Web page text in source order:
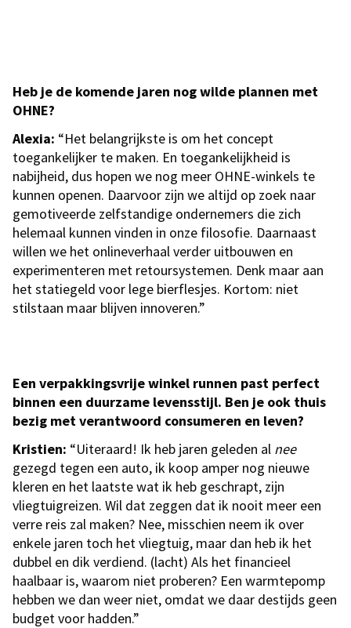
Heb je de komende jaren nog wilde plannen met
OHNE?
Alexia: “Het belangrijkste is om het concept
toegankelijker te maken. En toegankelijkheid is
nabijheid, dus hopen we nog meer OHNE-winkels te
kunnen openen. Daarvoor zijn we altijd op zoek naar
gemotiveerde zelfstandige ondernemers die zich
helemaal kunnen vinden in onze filosofie. Daarnaast
willen we het onlineverhaal verder uitbouwen en
experimenteren met retoursystemen. Denk maar aan
het statiegeld voor lege bierflesjes. Kortom: niet
stilstaan maar blijven innoveren.”
Een verpakkingsvrije winkel runnen past perfect
binnen een duurzame levensstijl. Ben je ook thuis
bezig met verantwoord consumeren en leven?
Kristien: “Uiteraard! Ik heb jaren geleden al nee
gezegd tegen een auto, ik koop amper nog nieuwe
kleren en het laatste wat ik heb geschrapt, zijn
vliegtuigreizen. Wil dat zeggen dat ik nooit meer een
verre reis zal maken? Nee, misschien neem ik over
enkele jaren toch het vliegtuig, maar dan heb ik het
dubbel en dik verdiend. (lacht) Als het financieel
haalbaar is, waarom niet proberen? Een warmtepomp
hebben we dan weer niet, omdat we daar destijds geen
budget voor hadden.”